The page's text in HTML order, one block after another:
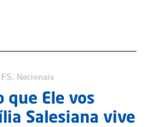
FS, Nacionais
que Ele vos
Salesiana vive